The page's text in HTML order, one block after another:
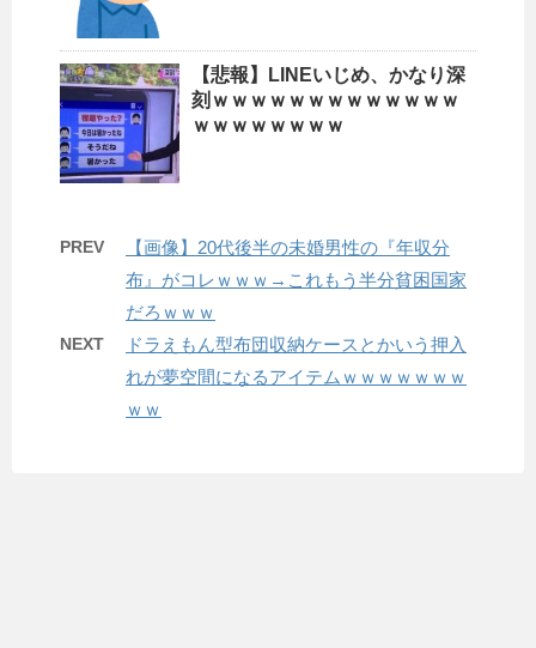
【悲報】LINEいじめ、かなり深
刻ｗｗｗｗｗｗｗｗｗｗｗｗｗ
ｗｗｗｗｗｗｗｗ
PREV
【画像】20代後半の未婚男性の『年収分
布』がコレｗｗｗ→これもう半分貧困国家
だろｗｗｗ
NEXT
ドラえもん型布団収納ケースとかいう押入
れが夢空間になるアイテムｗｗｗｗｗｗｗ
ｗｗ